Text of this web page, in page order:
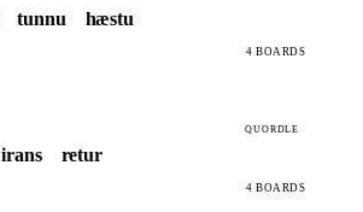
tunnu hæstu
4 BOARDS
QUORDLE
irans retur
4 BOARDS